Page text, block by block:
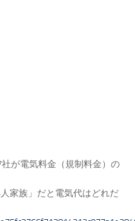
が電気料金（規制料金）の
家族」だと電気代はどれだ